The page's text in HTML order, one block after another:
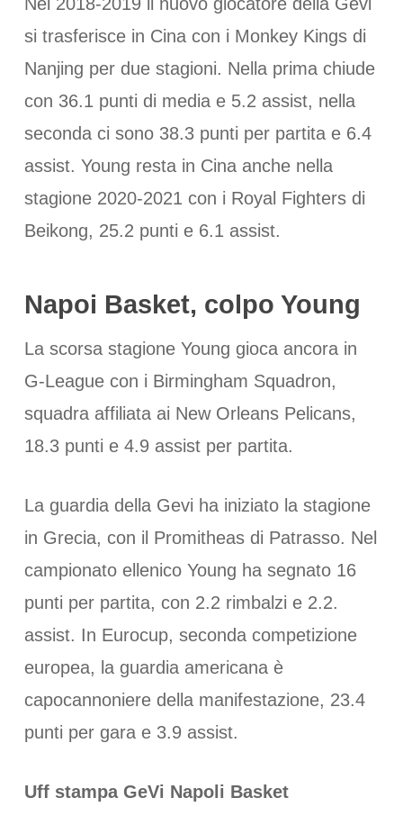
si trasferisce in Cina con i Monkey Kings di
Nanjing per due stagioni. Nella prima chiude
con 36.1 punti di media e 5.2 assist, nella
seconda ci sono 38.3 punti per partita e 6.4
assist. Young resta in Cina anche nella
stagione 2020-2021 con i Royal Fighters di
Beikong, 25.2 punti e 6.1 assist.
Napoi Basket, colpo Young
La scorsa stagione Young gioca ancora in
G-League con i Birmingham Squadron,
squadra affiliata ai New Orleans Pelicans,
18.3 punti e 4.9 assist per partita.
La guardia della Gevi ha iniziato la stagione
in Grecia, con il Promitheas di Patrasso. Nel
campionato ellenico Young ha segnato 16
punti per partita, con 2.2 rimbalzi e 2.2.
assist. In Eurocup, seconda competizione
europea, la guardia americana è
capocannoniere della manifestazione, 23.4
punti per gara e 3.9 assist.
Uff stampa GeVi Napoli Basket